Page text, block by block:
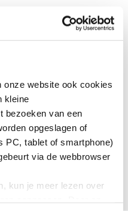
onze website ook cookies
kleine
bezoeken van een
opgeslagen of
PC, tablet of smartphone)
via de webbrowser
kun je meer lezen over
management
in toezichthoudende